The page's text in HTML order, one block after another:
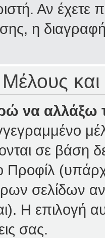
Αν
η
και
να αλλάξω
σε βάση
Προφίλ
σελίδων
Η επιλογή
σας.